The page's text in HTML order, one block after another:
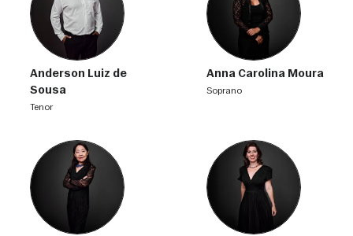
Anderson Luiz de
Sousa
tenor
Anna Carolina Moura
soprano